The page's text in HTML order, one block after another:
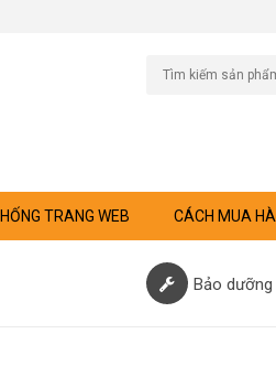
TRANG WEB CÁCH MUA
Bảo